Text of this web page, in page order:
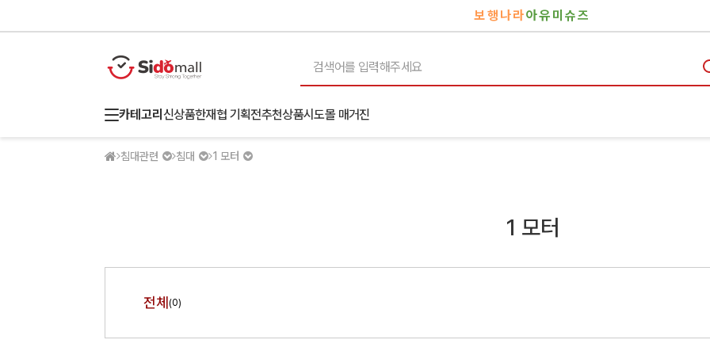
보행나라아유미슈즈
카테고리 신상품한재협 기획전추천상품시도몰 매거진
침대관련 침대 1 모터
1 모터
전체 (0)